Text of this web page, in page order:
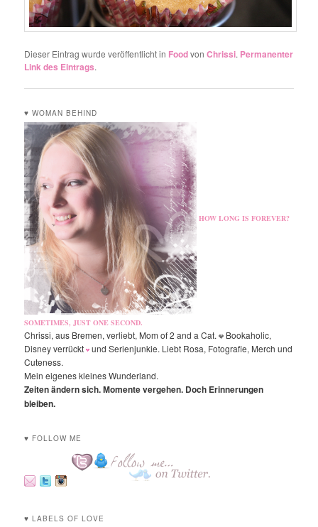
Dieser Eintrag wurde veröffentlicht in FoodvonChrissi. Permanenter
Link des Eintrags.
♥ WOMAN BEHIND
HOW LONG IS FOREVER?
SOMETIMES, JUST ONE SECOND.
Chrissi, aus Bremen, verliebt, Mom of 2 and a Cat.
Bookaholic,
Disney verrückt und Serienjunkie. Liebt Rosa, Fotografie, Merch und
Cuteness.
Mein eigenes kleines Wunderland.
Zeiten ändern sich. Momente vergehen. Doch Erinnerungen
bleiben.
♥ FOLLOW ME
♥ LABELS OF LOVE